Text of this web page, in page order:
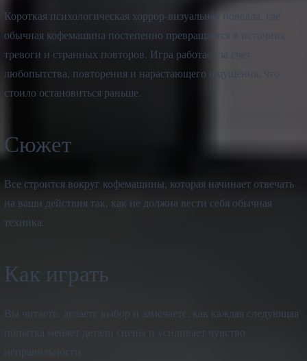
Короткая психологическая хоррор-визуальная новелла, где
обычная кофемашина постепенно превращается в источник
тревоги и странных повторов. Игра работает за счет
любопытства, повторения и нарастающего ощущения, что
стоило остановиться раньше.
Сюжет
Все строится вокруг кофемашины, которая начинает отвечать
на ваши действия так, как не должна вести себя обычная
техника.
Как играть
Вы читаете, делаете выбор и замечаете, как каждая следующая
попытка меняет детали сцены и усиливает чувство
неправильности.